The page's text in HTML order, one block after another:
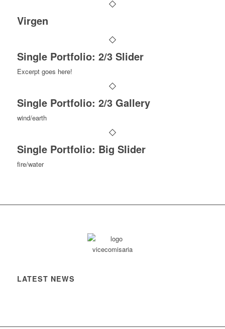
Virgen
Single Portfolio: 2/3 Slider
Excerpt goes here!
Single Portfolio: 2/3 Gallery
wind/earth
Single Portfolio: Big Slider
fire/water
LATEST NEWS